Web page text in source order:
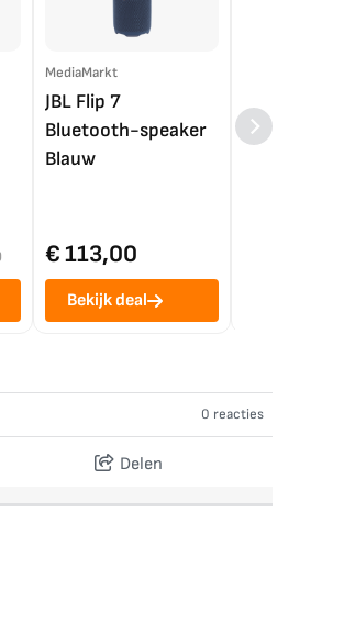
MediaMarkt
JBL Flip 7
Bluetooth-speaker
Blauw
€ 113,00
Bekijk deal
4K TV (2025)
0 reacties
Delen